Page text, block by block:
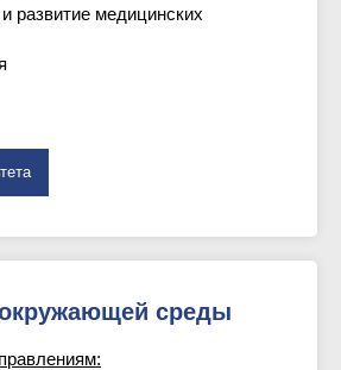
развитие медицинских
среды